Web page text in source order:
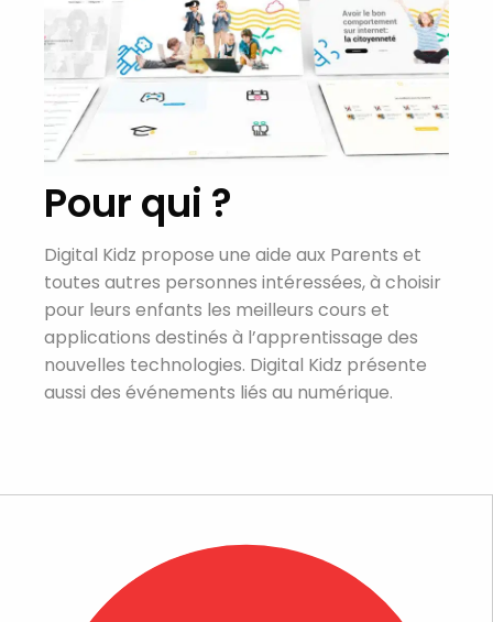
Pour qui ?
Digital Kidz propose une aide aux Parents et
toutes autres personnes intéressées, à choisir
pour leurs enfants les meilleurs cours et
applications destinés à l’apprentissage des
nouvelles technologies. Digital Kidz présente
aussi des événements liés au numérique.